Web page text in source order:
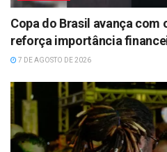
Copa do Brasil avança
reforça importância
7 DE AGOSTO DE 2026